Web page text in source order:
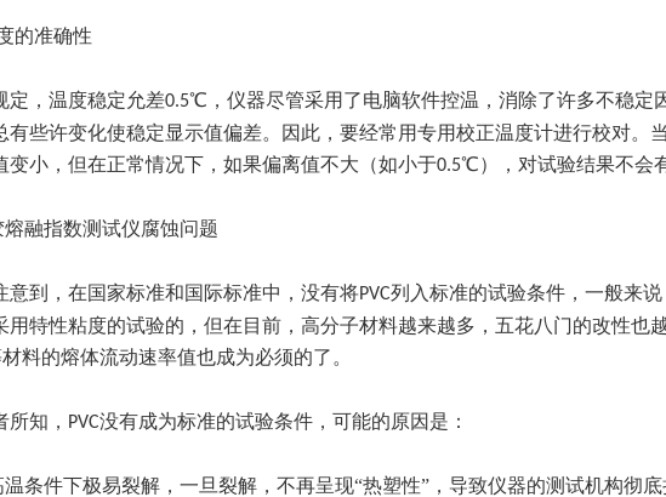
的准确性
定，温度稳定允差0.5℃，仪器尽管采用了电脑软件控温，消除了许多不稳定
有些许变化使稳定显示值偏差。因此，要经常用专用校正温度计进行校对。
变小，但在正常情况下，如果偏离值不大（如小于0.5℃），对试验结果不会
熔融指数测试仪腐蚀问题
意到，在国家标准和国际标准中，没有将PVC列入标准的试验条件，一般来说
用特性粘度的试验的，但在目前，高分子材料越来越多，五花八门的改性也
料的熔体流动速率值也成为必须的了。
所知， PVC没有成为标准的试验条件，可能的原因是：
温条件下极易裂解，一旦裂解，不再呈现“热塑性”，导致仪器的测试机构彻底